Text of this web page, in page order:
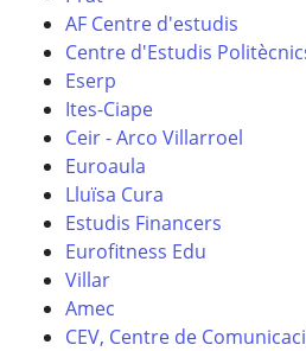
AF Centre d'estudis
Centre d'Estudis
Eserp
Ites-Ciape
Ceir - Arco Villarroel
Euroaula
Lluïsa Cura
Estudis Financers
Eurofitness Edu
Villar
Amec
CEV, Centre de